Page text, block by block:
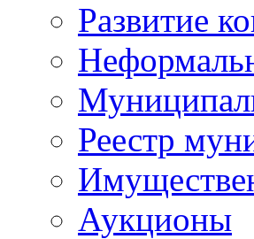
Развитие
Реестр
Аукционы